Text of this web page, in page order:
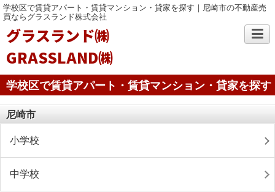
学校区で賃貸アパート・賃貸マンション・貸家を探す｜尼崎市の不動産売
買ならグラスランド株式会社
グラスランド㈱
GRASSLAND㈱
学校区で賃貸アパート・賃貸マンション・貸家を探す
尼崎市
小学校
中学校